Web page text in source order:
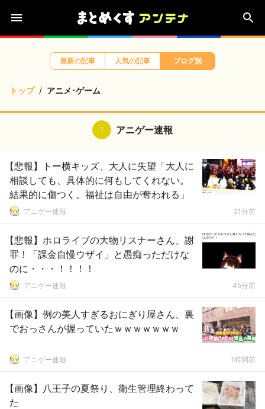
最新の記事 人気の記事 ブログ別
トップ アニメ･ゲーム
1 アニゲー速報
【悲報】トー横キッズ、大人に失望「大人に
相談しても、具体的に何もしてくれない。
結果的に傷つく。福祉は自由が奪われる」
アニゲー速報 21分前
【悲報】ホロライブの大物リスナーさん、謝
罪！「課金自慢ウザイ」と愚痴っただけな
のに・・・！！！！
アニゲー速報 45分前
【画像】例の美人すぎるおにぎり屋さん、裏
でおっさんが握っていたｗｗｗｗｗｗｗ
アニゲー速報 1時間前
【画像】八王子の夏祭り、衛生管理終わって
た